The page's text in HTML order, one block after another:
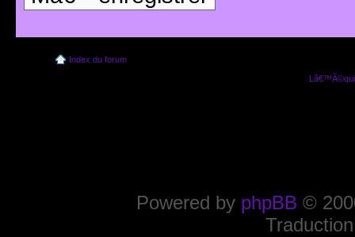
Index du forum
Powered by phpBB ©